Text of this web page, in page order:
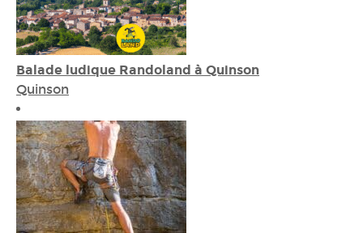
Balade ludique Randoland à Quinson
Quinson